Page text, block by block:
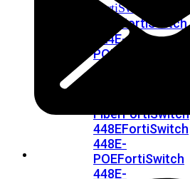
FortiSwitch
FortiSwitch
424E-
POE
424E-
FiberFortiSwitch
448EFortiSwitch
448E-
POEFortiSwitch
448E-